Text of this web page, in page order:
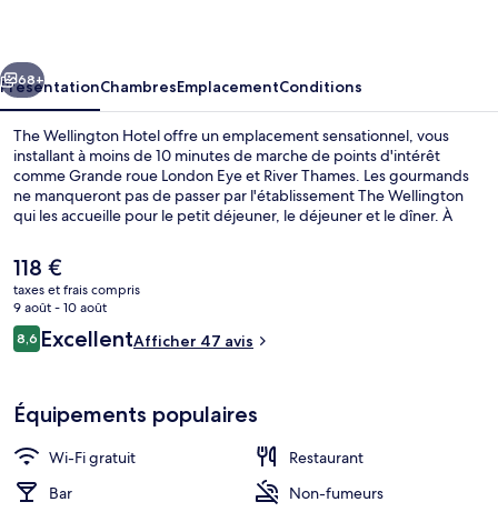
Suivant
68+
PrésentationChambresEmplacementConditions
The Wellington Hotel offre un emplacement sensationnel, vous
installant à moins de 10 minutes de marche de points d'intérêt
comme Grande roue London Eye et River Thames. Les gourmands
ne manqueront pas de passer par l'établissement The Wellington
qui les accueille pour le petit déjeuner, le déjeuner et le dîner. À
comme Big Ben et Trafalgar Square. Les autres voyageurs ne disent
que du bien en ce qui concerne le personnel attentionné.
L'hébergement se situe à une très courte distance à pied des
transports publics : Station de métro Southwark se trouve à 3 min et
Station de métro Waterloo, à 4 min.
Le
prix
actuel
est
de
118 €
taxes et frais compris
9 août - 10 août
Avis
voyageurs
8,68,6 sur 10
ExcellentAfficher 47 avis
Équipements populaires
Wi-Fi gratuit
Restaurant
Bar
Non-fumeurs